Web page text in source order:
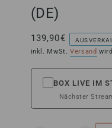
(DE)
Regulärer
Preis
139,90€
inkl. MwSt.Versand
BOX LIVE IM
Nächster